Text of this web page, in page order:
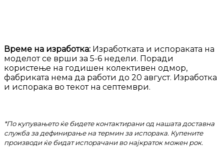
Време на изработка: Изработката и испораката на
моделот се врши за 5-6 недели. Поради
користење на годишен колективен одмор,
фабриката нема да работи до 20 август. Изработка
и испорака во текот на септември.
*По купувањето ќе бидете контактирани од нашата доставна
служба за дефинирање на термин за испорака. Купените
производи ќе бидат испорачани во најкраток можен рок.